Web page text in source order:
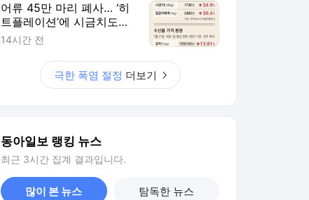
어류 45만 마리 폐사… ‘히
트플레이션’에 시금치도
111% 폭등
14시간 전
극한 폭염 절정 더보기
동아일보 랭킹 뉴스
최근 3시간 집계 결과입니다.
많이 본 뉴스 탐독한 뉴스